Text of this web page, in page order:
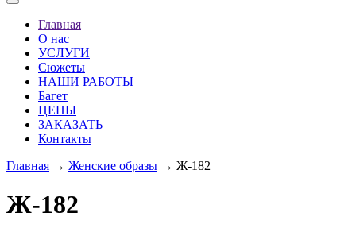
Toggle
navigationГлавная
О нас
УСЛУГИ
Сюжеты
НАШИ РАБОТЫ
Багет
ЦЕНЫ
ЗАКАЗАТЬ
Контакты
Главная → Женские образы → Ж-182
Ж-182